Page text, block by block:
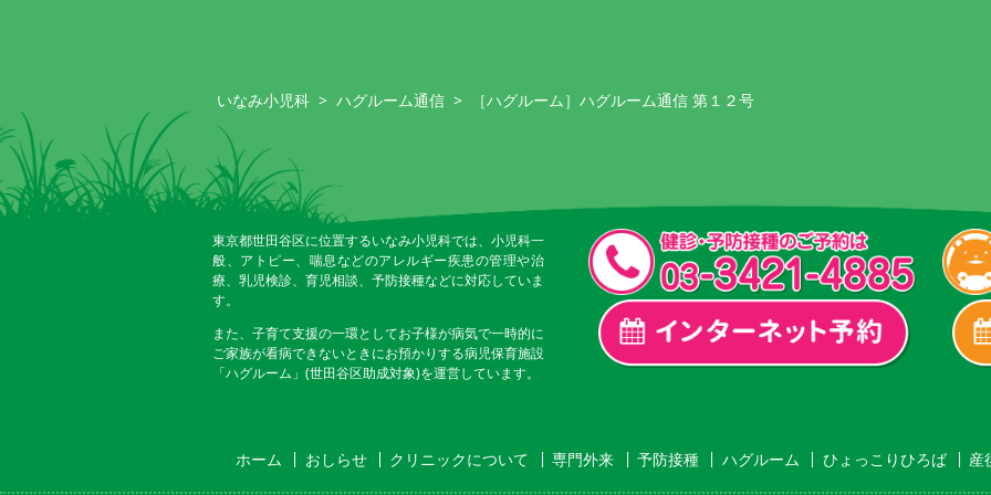
いなみ小児科 > ハグルーム通信 > ［ハグルーム］ハグルーム通信 第１２号
東京都世田谷区に位置するいなみ小児科では、小児科一
般、アトピー、喘息などのアレルギー疾患の管理や治
療、乳児検診、育児相談、予防接種などに対応していま
す。
また、子育て支援の一環としてお子様が病気で一時的に
ご家族が看病できないときにお預かりする病児保育施設
「ハグルーム」(世田谷区助成対象)を運営しています。
ホーム おしらせ クリニックについて 専門外来 予防接種 ハグルーム ひょっこりひろば 産